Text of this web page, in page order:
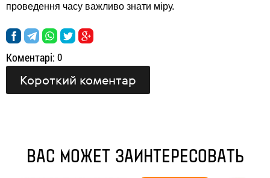
проведення часу важливо знати міру.
Коментарі: 0
Короткий коментар
ВАС МОЖЕТ ЗАИНТЕРЕСОВАТЬ